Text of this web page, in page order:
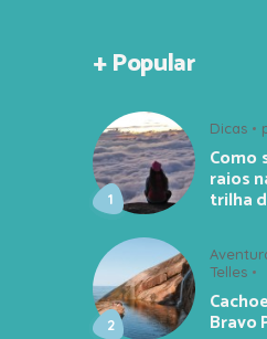
+ Popular
Dicas
Como
raios
trilha
Telles
Bravo